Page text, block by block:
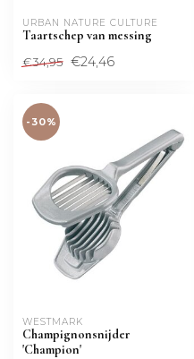
URBAN NATURE CULTURE
Taartschep van messing
€34,95 €24,46
-30%
WESTMARK
Champignonsnijder
'Champion'